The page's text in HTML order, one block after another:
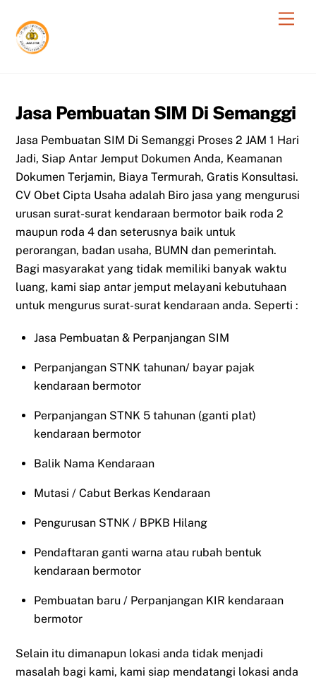
content
Jasa Pembuatan SIM Di Semanggi
Jasa Pembuatan SIM Di Semanggi Proses 2 JAM 1 Hari
Jadi, Siap Antar Jemput Dokumen Anda, Keamanan
Dokumen Terjamin, Biaya Termurah, Gratis Konsultasi.
CV Obet Cipta Usaha adalah Biro jasa yang mengurusi
urusan surat-surat kendaraan bermotor baik roda 2
maupun roda 4 dan seterusnya baik untuk
perorangan, badan usaha, BUMN dan pemerintah.
Bagi masyarakat yang tidak memiliki banyak waktu
luang, kami siap antar jemput melayani kebutuhaan
untuk mengurus surat-surat kendaraan anda. Seperti :
Jasa Pembuatan & Perpanjangan SIM
Perpanjangan STNK tahunan/ bayar pajak
kendaraan bermotor
Perpanjangan STNK 5 tahunan (ganti plat)
kendaraan bermotor
Balik Nama Kendaraan
Mutasi / Cabut Berkas Kendaraan
Pengurusan STNK / BPKB Hilang
Pendaftaran ganti warna atau rubah bentuk
kendaraan bermotor
Pembuatan baru / Perpanjangan KIR kendaraan
bermotor
Selain itu dimanapun lokasi anda tidak menjadi
masalah bagi kami, kami siap mendatangi lokasi anda